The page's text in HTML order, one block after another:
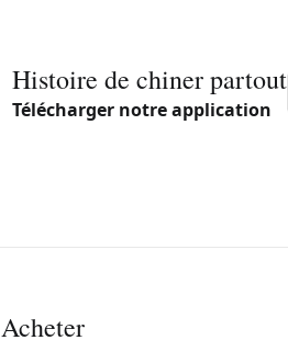
Histoire de chiner partout
Télécharger notre application
Acheter